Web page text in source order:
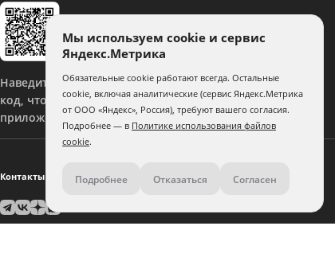
Наведите камеру на QR-
код, чтобы скачать
приложение.
Контакты
Мы используем cookie и сервис
Яндекс.Метрика
Обязательные cookie работают всегда. Остальные
cookie, включая аналитические (сервис Яндекс.Метрика
от ООО «Яндекс», Россия), требуют вашего согласия.
Подробнее — в Политике использования файлов
cookie.
Подробнее Отказаться Согласен